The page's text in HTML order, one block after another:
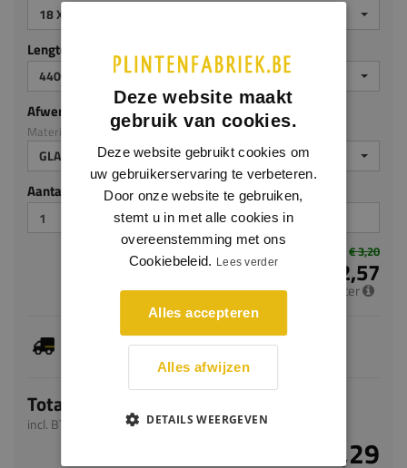
18 X 80 MM
Lengte (mm)
4400 MM
Afwerking
Materiaal: MDF v313 (folie)
GLADDE FOLIE
Aantal stuks
€ 3,20
€ 2,57
per meter
Dit artikel is voorradig, de verwachte levertijd
Totaal
incl. BTW
€ 11,29
Deze website maakt
gebruik van cookies.
Deze website gebruikt cookies om
uw gebruikerservaring te verbeteren.
Door onze website te gebruiken,
stemt u in met alle cookies in
overeenstemming met ons
Cookiebeleid. Lees verder
Alles accepteren
Alles afwijzen
DETAILS WEERGEVEN